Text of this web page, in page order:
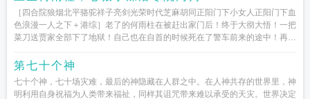
［四合院狼烟北平骆驼祥子亮剑光荣时代芝麻胡同正阳门下小女人正阳门下血
色浪漫一人之下＋港综］老了的何雨柱在被赶出家门后！终于大彻大悟！一把
菜刀送贾家全部下了地狱！自己也在自首的时候死在了警车前来的途中！再次
第七十个神
七十个神，七十场灾难，最后的神隐藏在人群之中。在人神共存的世界里，神
明利用自身祝福为人类带来福祉，同样其诅咒带来难以承受的天灾。世界决定